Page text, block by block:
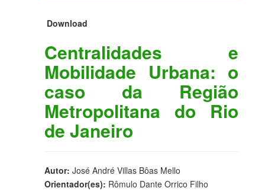
Download
Centralidades e
Mobilidade Urbana: o
caso da Região
Metropolitana do Rio
de Janeiro
Autor: José André Villas Bôas Mello
Orientador(es): Rômulo Dante Orrico Filho